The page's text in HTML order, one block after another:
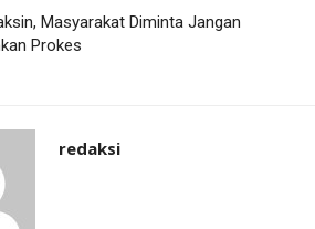
Masyarakat Diminta Jangan
Prokes
redaksi